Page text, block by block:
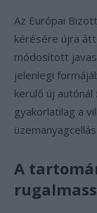
Az Európai
kérésére újra
módosított
jelenlegi
kerülő új autónál
gyakorlatilag a
A